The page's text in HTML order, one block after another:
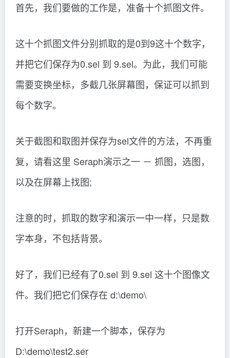
首先，我们要做的工作是，准备十个抓图文件。
这十个抓图文件分别抓取的是0到9这十个数字，
并把它们保存为0.sel 到 9.sel。为此，我们可能
需要变换坐标，多截几张屏幕图，保证可以抓到
每个数字。
关于截图和取图并保存为sel文件的方法，不再重
复，请看这里 Seraph演示之一 － 抓图，选图，
以及在屏幕上找图;
注意的时，抓取的数字和演示一中一样，只是数
字本身，不包括背景。
好了，我们已经有了0.sel 到 9.sel 这十个图像文
件。我们把它们保存在 d:\demo\
打开Seraph，新建一个脚本，保存为
D:\demo\test2.ser